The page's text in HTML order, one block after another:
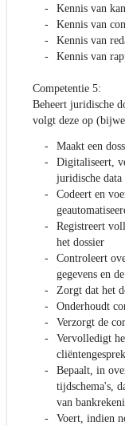
Kennis van
Kennis van
Kennis van
Kennis van
Competentie 5:
Beheert juridische
volgt deze op
Maakt een
Digitaliseert,
juridische
Codeert en
Registreert
het dossier
Controleert
gegevens en
Zorgt dat het
Onderhoudt
Verzorgt de
Vervolledigt
cliëntengesprek
Bepaalt, in
tijdschema's,
van
Voert, indien